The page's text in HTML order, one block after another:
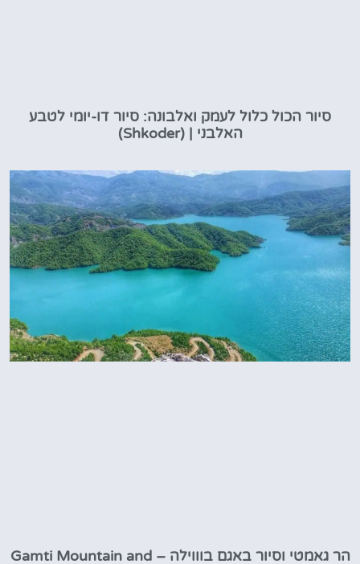
סיור הכול כלול לעמק ואלבונה: סיור דו-יומי לטבע
האלבני | (Shkoder)
הר גאמטי וסיור באגם בוווילה – Gamti Mountain and